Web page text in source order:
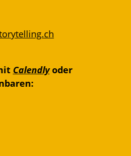
Calendlyoder